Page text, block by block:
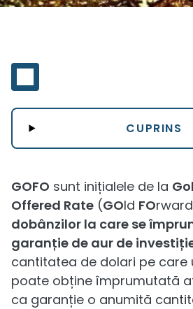
CUPRINS
GOFO sunt inițialele de la
Offered Rate (GOld FO
dobânzilor la care se
garanție de aur de
cantitatea de dolari pe care
poate obține împrumutată
ca garanție o anumită